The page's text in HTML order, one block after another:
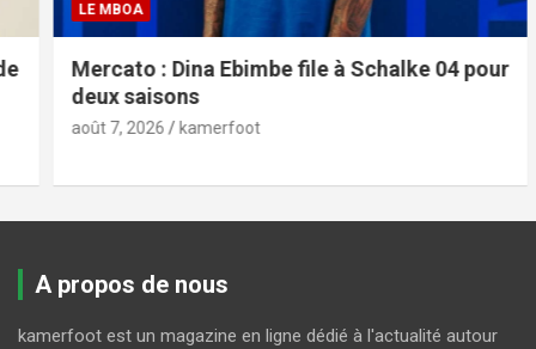
LE MBOA
Mercato : Dina Ebimbe file à Schalke 04 pour
deux saisons
août 7, 2026 kamerfoot
A propos de nous
kamerfoot est un magazine en ligne dédié à l'actualité autour